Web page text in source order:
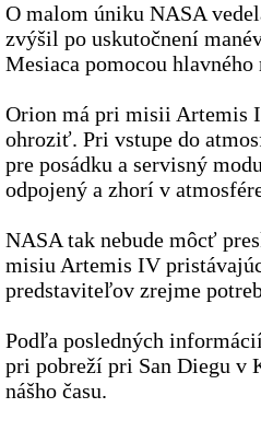
O malom úniku NASA
zvýšil po uskutočnení
Mesiaca pomocou
Orion má pri misii Artemis
ohroziť. Pri vstupe do
pre posádku a servisný
odpojený a zhorí v
NASA tak nebude môcť
misiu Artemis IV
predstaviteľov zrejme
Podľa posledných
pri pobreží pri San Diegu v
nášho času.